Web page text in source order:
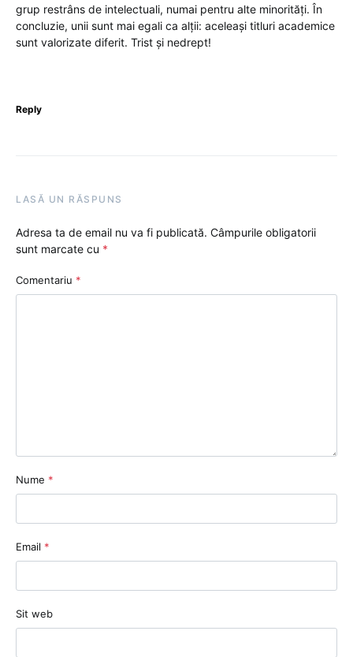
grup restrâns de intelectuali, numai pentru alte minorități. În
concluzie, unii sunt mai egali ca alții: aceleași titluri academice
sunt valorizate diferit. Trist și nedrept!
Reply
LASĂ UN RĂSPUNS
Adresa ta de email nu va fi publicată. Câmpurile obligatorii
sunt marcate cu *
Comentariu *
Nume *
Email *
Sit web